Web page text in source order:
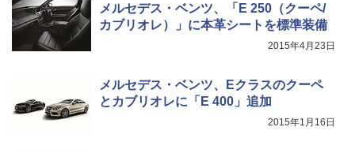
メルセデス・ベンツ、「E 250（クーペ/
カブリオレ）」に本革シートを標準装備
2015年4月23日
メルセデス・ベンツ、Eクラスのクーペ
とカブリオレに「E 400」追加
2015年1月16日